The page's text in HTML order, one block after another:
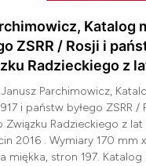
Katalog
ZSRR / Rosji i
Radzieckiego z
Parchimowicz,
i państw byłego ZSRR
Związku Radzieckiego z
2016 . Wymiary 170 mm
miękka, stron 197.